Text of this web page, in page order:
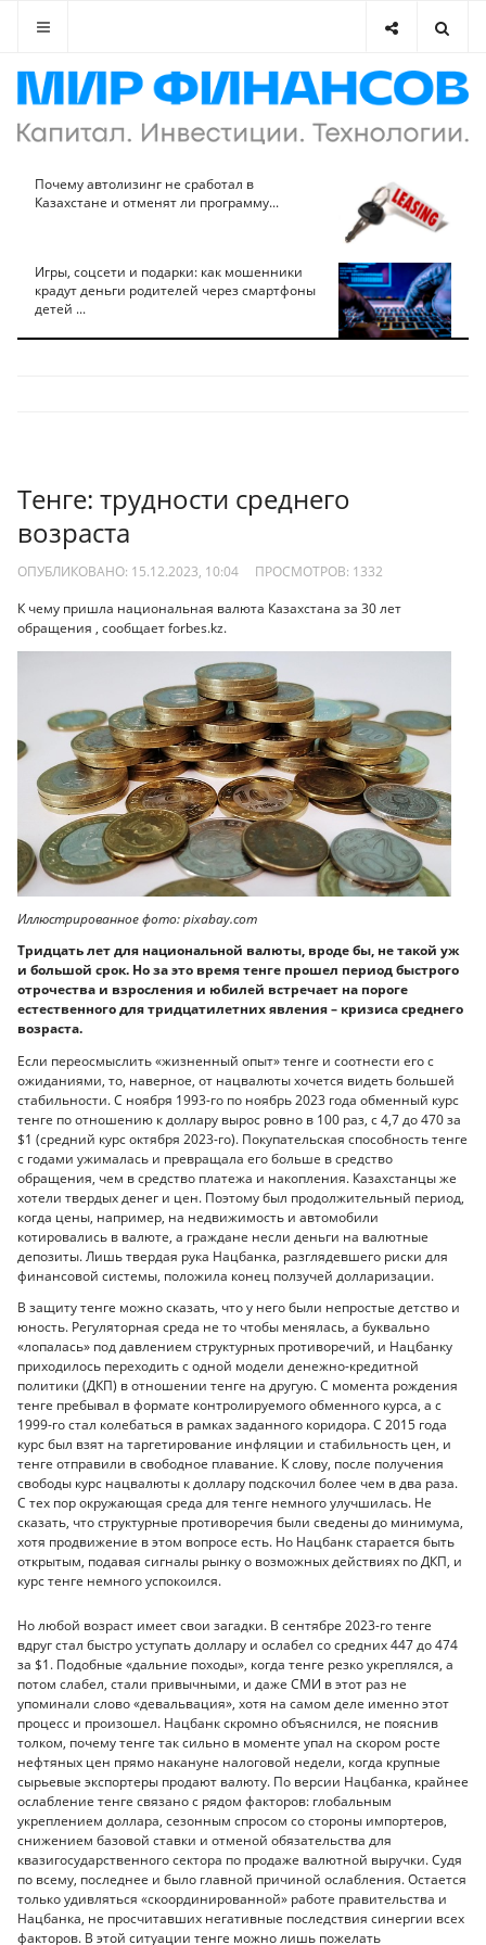
Почему автолизинг не сработал в
Казахстане и отменят ли программу...
Игры, соцсети и подарки: как мошенники
крадут деньги родителей через смартфоны
детей ...
Тенге: трудности среднего
возраста
ОПУБЛИКОВАНО: 15.12.2023, 10:04 ПРОСМОТРОВ: 1332
К чему пришла национальная валюта Казахстана за 30 лет
обращения , сообщает forbes.kz.
Иллюстрированное фото: pixabay.com
Тридцать лет для национальной валюты, вроде бы, не такой уж
и большой срок. Но за это время тенге прошел период быстрого
отрочества и взросления и юбилей встречает на пороге
естественного для тридцатилетних явления – кризиса среднего
возраста.
Если переосмыслить «жизненный опыт» тенге и соотнести его с
ожиданиями, то, наверное, от нацвалюты хочется видеть большей
стабильности. С ноября 1993-го по ноябрь 2023 года обменный курс
тенге по отношению к доллару вырос ровно в 100 раз, с 4,7 до 470 за
$1 (средний курс октября 2023-го). Покупательская способность тенге
с годами ужималась и превращала его больше в средство
обращения, чем в средство платежа и накопления. Казахстанцы же
хотели твердых денег и цен. Поэтому был продолжительный период,
когда цены, например, на недвижимость и автомобили
котировались в валюте, а граждане несли деньги на валютные
депозиты. Лишь твердая рука Нацбанка, разглядевшего риски для
финансовой системы, положила конец ползучей долларизации.
В защиту тенге можно сказать, что у него были непростые детство и
юность. Регуляторная среда не то чтобы менялась, а буквально
«лопалась» под давлением структурных противоречий, и Нацбанку
приходилось переходить с одной модели денежно-кредитной
политики (ДКП) в отношении тенге на другую. С момента рождения
тенге пребывал в формате контролируемого обменного курса, а с
1999-го стал колебаться в рамках заданного коридора. С 2015 года
курс был взят на таргетирование инфляции и стабильность цен, и
тенге отправили в свободное плавание. К слову, после получения
свободы курс нацвалюты к доллару подскочил более чем в два раза.
С тех пор окружающая среда для тенге немного улучшилась. Не
сказать, что структурные противоречия были сведены до минимума,
хотя продвижение в этом вопросе есть. Но Нацбанк старается быть
открытым, подавая сигналы рынку о возможных действиях по ДКП, и
курс тенге немного успокоился.
Но любой возраст имеет свои загадки. В сентябре 2023-го тенге
вдруг стал быстро уступать доллару и ослабел со средних 447 до 474
за $1. Подобные «дальние походы», когда тенге резко укреплялся, а
потом слабел, стали привычными, и даже СМИ в этот раз не
упоминали слово «девальвация», хотя на самом деле именно этот
процесс и произошел. Нацбанк скромно объяснился, не пояснив
толком, почему тенге так сильно в моменте упал на скором росте
нефтяных цен прямо накануне налоговой недели, когда крупные
сырьевые экспортеры продают валюту. По версии Нацбанка, крайнее
ослабление тенге связано с рядом факторов: глобальным
укреплением доллара, сезонным спросом со стороны импортеров,
снижением базовой ставки и отменой обязательства для
квазигосударственного сектора по продаже валютной выручки. Судя
по всему, последнее и было главной причиной ослабления. Остается
только удивляться «скоординированной» работе правительства и
Нацбанка, не просчитавших негативные последствия синергии всех
факторов. В этой ситуации тенге можно лишь пожелать